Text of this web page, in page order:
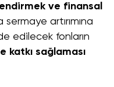
ve finansal
sermaye artırımına
edilecek fonların
sağlaması